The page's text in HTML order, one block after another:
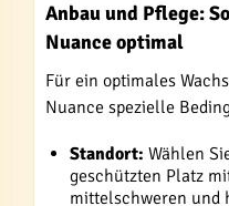
Anbau und Pflege:
Nuance optimal
Für ein optimales
Nuance spezielle
Standort: Wählen
geschützten Platz
mittelschweren und